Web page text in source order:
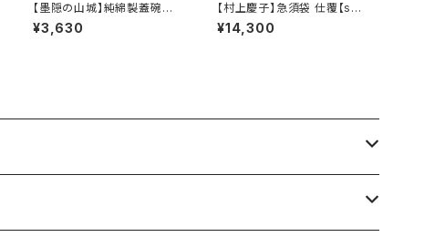
【墨隠の山城】純綿製蓋碗袋
内【 【 墨隐の山城 】香雲紗 植
物染仕覆 めカップ袋 【 Ink &
¥3,630
【村上慶子】急須袋 仕覆【sab
i-nuno】teapot bag tea c
addy pouch
¥14,300